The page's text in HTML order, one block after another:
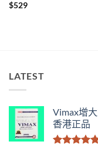
$529
LATEST
Vimax增
香港正品